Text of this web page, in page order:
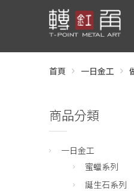
首頁 一日金工
商品分類
一日金工
蜜蠟系列
誕生石系列